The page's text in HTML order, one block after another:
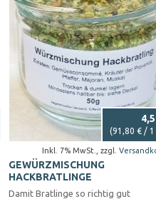
Inkl. 7% MwSt. zzgl.
(91,80 € / 1
GEWÜRZMISCHUNG
HACKBRATLINGE
Damit Bratlinge so richtig gut